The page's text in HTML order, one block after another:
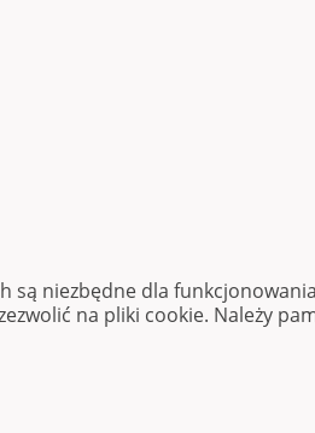
niezbędne dla
na pliki cookie. Należy